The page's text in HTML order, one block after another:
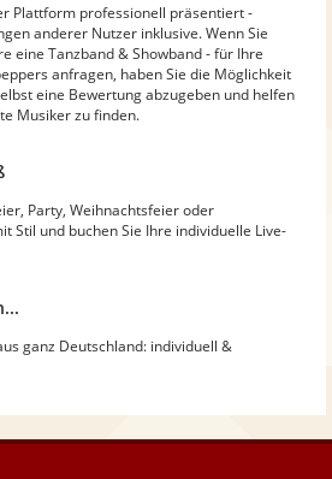
Plattform professionell präsentiert -
anderer Nutzer inklusive. Wenn Sie
eine Tanzband & Showband - für Ihre
anfragen, haben Sie die Möglichkeit
eine Bewertung abzugeben und helfen
Musiker zu finden.
Party, Weihnachtsfeier oder
Stil und buchen Sie Ihre individuelle Live-
ganz Deutschland: individuell &